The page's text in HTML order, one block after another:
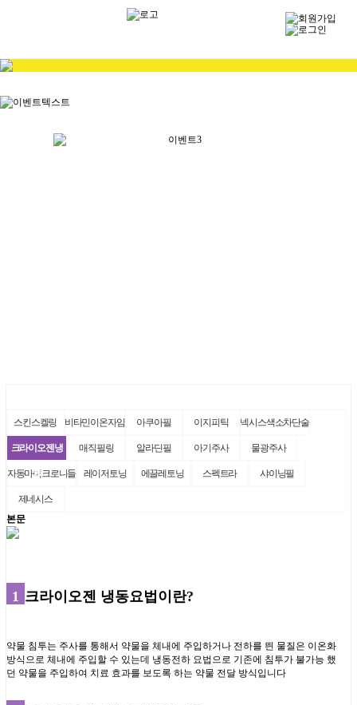
스킨스켈링 비타민이온자임 아쿠아필 이지피틱 넥시스색소차단술
크라이오젠냉
동
매직필링 알라딘필 아기주사 물광주사
자동마이크로니들 레이저토닝 에끌레토닝 스펙트라 샤이닝필
제네시스
본문
1 크라이오젠 냉동요법이란?
약물 침투는 주사를 통해서 약물을 체내에 주입하거나 전하를 띈 물질은 이온화
방식으로 체내에 주입할 수 있는데 냉동전하 요법으로 기존에 침투가 불가능 했
던 약물을 주입하여 치료 효과를 보도록 하는 약물 전달 방식입니다